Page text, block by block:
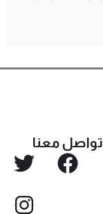
تواصل معنا